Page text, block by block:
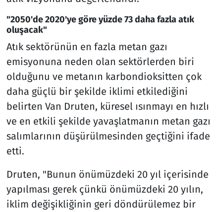
"2050'de 2020'ye göre yüzde 73 daha fazla atık
oluşacak"
Atık sektörünün en fazla metan gazı
emisyonuna neden olan sektörlerden biri
olduğunu ve metanın karbondioksitten çok
daha güçlü bir şekilde iklimi etkilediğini
belirten Van Druten, küresel ısınmayı en hızlı
ve en etkili şekilde yavaşlatmanın metan gazı
salımlarının düşürülmesinden geçtiğini ifade
etti.
Druten, "Bunun önümüzdeki 20 yıl içerisinde
yapılması gerek çünkü önümüzdeki 20 yılın,
iklim değişikliğinin geri döndürülemez bir